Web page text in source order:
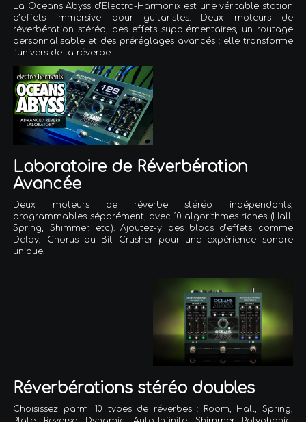
La Oceans Abyss d’Electro-Harmonix est une véritable station
d’effets immersive pour guitaristes. Deux moteurs de
réverbération stéréo, des effets supplémentaires, un routage
personnalisable et des préréglages avancés : elle transforme
l’univers de la réverbe.
Laboratoire de Réverbération
Avancée
Deux moteurs de réverbe stéréo indépendants,
programmables séparément, avec 10 algorithmes riches (Hall,
Spring, Shimmer, etc.). Ajoutez-y des blocs d’effets comme
Delay, Chorus ou Bit Crusher pour une expérience sonore
unique.
Réverbérations stéréo doubles
Choisissez parmi 10 types de réverbes : Room, Hall, Spring,